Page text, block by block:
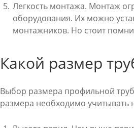
Легкость монтажа. Монтаж
оборудования. Их можно
монтажников. Но стоит
Какой размер
Выбор размера профильной
размера необходимо учитывать